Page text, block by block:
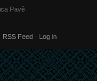
Pavê
RSS Feed · Log in